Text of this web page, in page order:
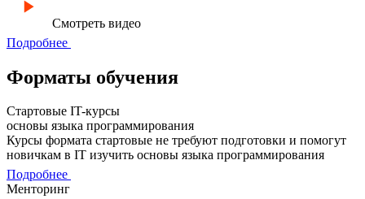
Смотреть видео
Подробнее
Форматы обучения
Стартовые IT-курсы
основы языка программирования
Курсы формата стартовые не требуют подготовки и помогут
новичкам в IT изучить основы языка программирования
Подробнее
Менторинг